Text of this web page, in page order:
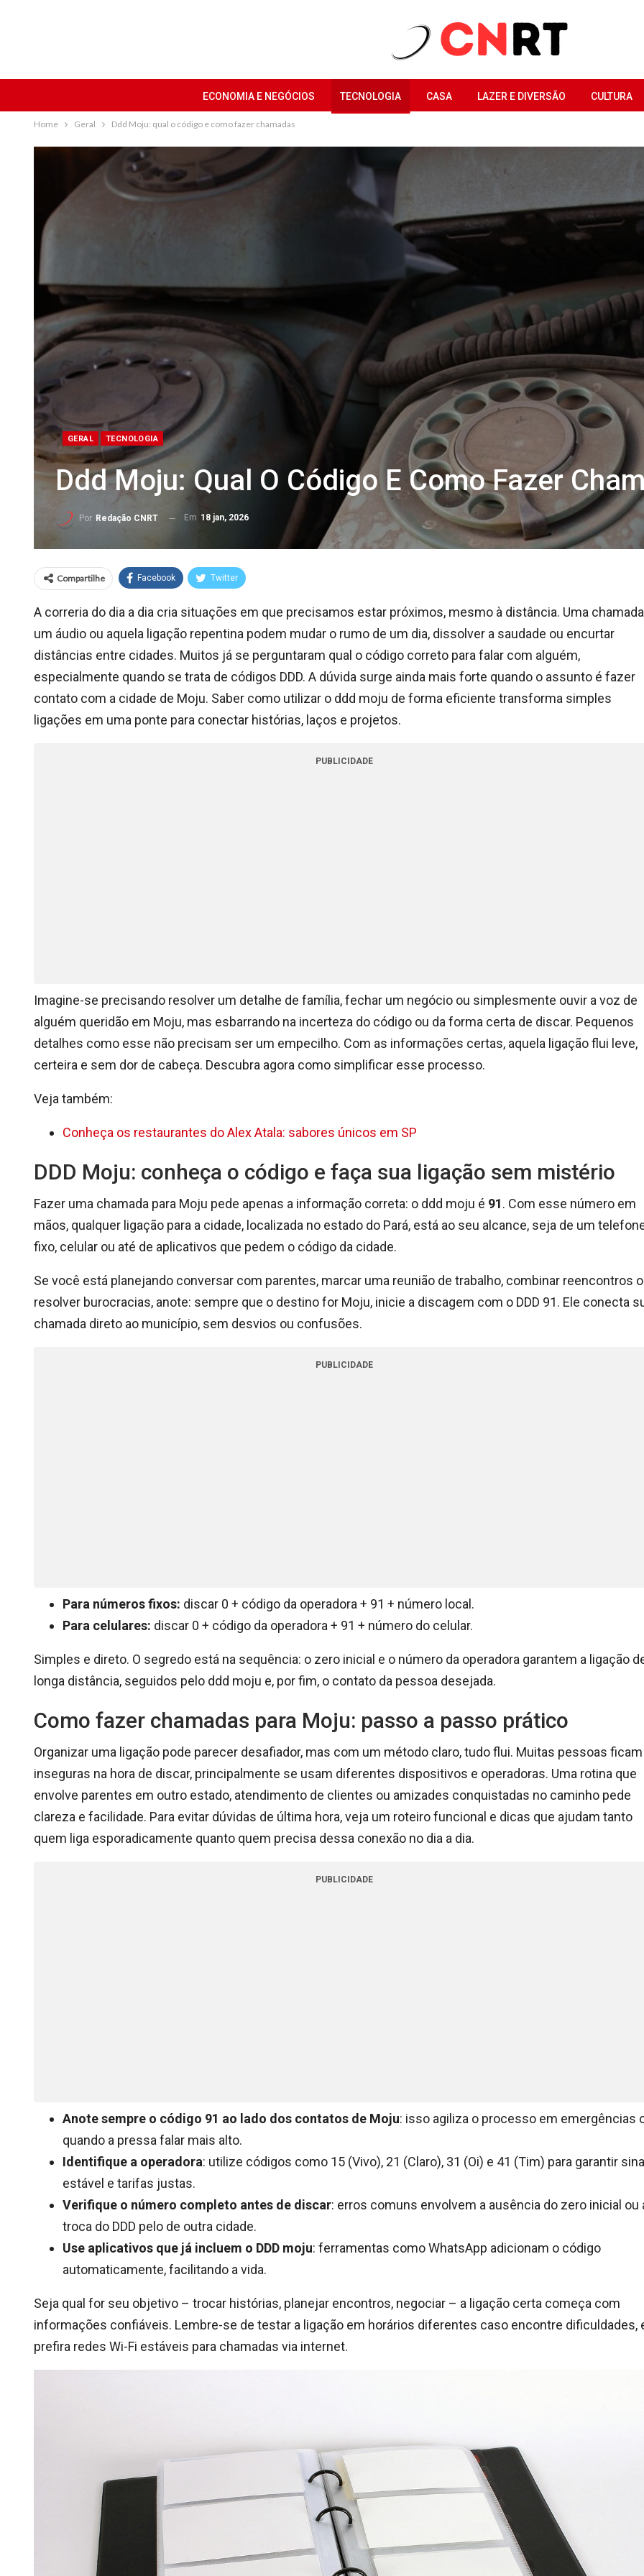
ECONOMIA E NEGÓCIOS TECNOLOGIA CASA LAZER E DIVERSÃO CULTURA
Home Geral Ddd Moju: qual o código e como fazer chamadas
GERAL TECNOLOGIA
Ddd Moju: Qual O Código E Como Fazer
Por Redação CNRT Em 18 jan, 2026
Compartilhe Facebook Twitter
A correria do dia a dia cria situações em que precisamos estar próximos, mesmo à distância. Uma
um áudio ou aquela ligação repentina podem mudar o rumo de um dia, dissolver a saudade ou encurtar
distâncias entre cidades. Muitos já se perguntaram qual o código correto para falar com alguém,
especialmente quando se trata de códigos DDD. A dúvida surge ainda mais forte quando o assunto é fazer
contato com a cidade de Moju. Saber como utilizar o ddd moju de forma eficiente transforma simples
ligações em uma ponte para conectar histórias, laços e projetos.
PUBLICIDADE
Imagine-se precisando resolver um detalhe de família, fechar um negócio ou simplesmente ouvir a voz de
alguém queridão em Moju, mas esbarrando na incerteza do código ou da forma certa de discar. Pequenos
detalhes como esse não precisam ser um empecilho. Com as informações certas, aquela ligação flui leve,
certeira e sem dor de cabeça. Descubra agora como simplificar esse processo.
Veja também:
Conheça os restaurantes do Alex Atala: sabores únicos em SP
DDD Moju: conheça o código e faça sua ligação sem mistério
Fazer uma chamada para Moju pede apenas a informação correta: o ddd moju é 91. Com esse número em
mãos, qualquer ligação para a cidade, localizada no estado do Pará, está ao seu alcance, seja de um
fixo, celular ou até de aplicativos que pedem o código da cidade.
Se você está planejando conversar com parentes, marcar uma reunião de trabalho, combinar reencontros
resolver burocracias, anote: sempre que o destino for Moju, inicie a discagem com o DDD 91. Ele conecta
chamada direto ao município, sem desvios ou confusões.
PUBLICIDADE
Para números fixos: discar 0 + código da operadora + 91 + número local.
Para celulares: discar 0 + código da operadora + 91 + número do celular.
Simples e direto. O segredo está na sequência: o zero inicial e o número da operadora garantem a ligação
longa distância, seguidos pelo ddd moju e, por fim, o contato da pessoa desejada.
Como fazer chamadas para Moju: passo a passo prático
Organizar uma ligação pode parecer desafiador, mas com um método claro, tudo flui. Muitas pessoas ficam
inseguras na hora de discar, principalmente se usam diferentes dispositivos e operadoras. Uma rotina que
envolve parentes em outro estado, atendimento de clientes ou amizades conquistadas no caminho pede
clareza e facilidade. Para evitar dúvidas de última hora, veja um roteiro funcional e dicas que ajudam tanto
quem liga esporadicamente quanto quem precisa dessa conexão no dia a dia.
PUBLICIDADE
Anote sempre o código 91 ao lado dos contatos de Moju: isso agiliza o processo em emergências
quando a pressa falar mais alto.
Identifique a operadora: utilize códigos como 15 (Vivo), 21 (Claro), 31 (Oi) e 41 (Tim) para garantir
estável e tarifas justas.
Verifique o número completo antes de discar: erros comuns envolvem a ausência do zero inicial ou
troca do DDD pelo de outra cidade.
Use aplicativos que já incluem o DDD moju: ferramentas como WhatsApp adicionam o código
automaticamente, facilitando a vida.
Seja qual for seu objetivo – trocar histórias, planejar encontros, negociar – a ligação certa começa com
informações confiáveis. Lembre-se de testar a ligação em horários diferentes caso encontre dificuldades,
prefira redes Wi-Fi estáveis para chamadas via internet.